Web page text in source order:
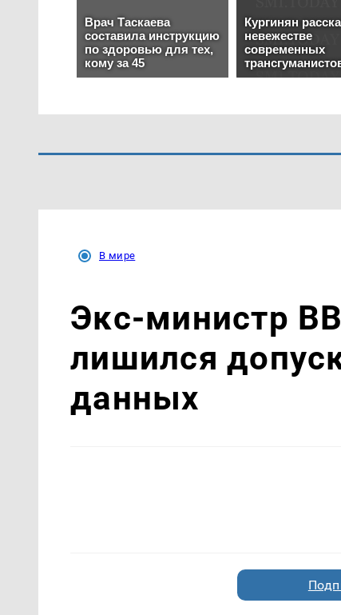
В мире
Экс-министр
лишился
данных